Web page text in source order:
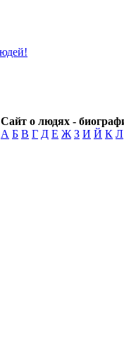
Сайт о людях -
А Б В Г Д Е Ж З И Й К Л